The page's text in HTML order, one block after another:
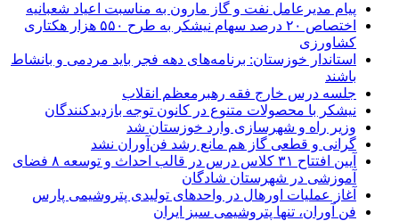
پیام مدیرعامل نفت و گاز مارون به مناسبت اعیاد شعبانیه
اختصاص ۲۰ درصد سهام نیشکر به طرح ۵۵۰ هزار هکتاری
کشاورزی
استاندار خوزستان: برنامه‌های دهه فجر باید مردمی و بانشاط
باشند
جلسه درس خارج فقه رهبرمعظم انقلاب
نیشکر با محصولات متنوع در کانون توجه بازدیدکنندگان
وزیر راه و شهرسازی وارد خوزستان شد
گرانی و قطعی گاز هم مانع رشد فن‌آوران نشد
آیین افتتاح ۳۱ کلاس درس در قالب احداث و توسعه ۸ فضای
آموزشی در شهرستان شادگان
آغاز عملیات اورهال در واحدهای تولیدی پتروشیمی پارس
فن آوران، تنها پتروشیمی سبز ایران